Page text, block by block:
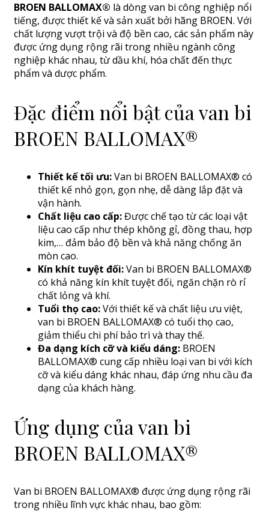
BROEN BALLOMAX® là dòng van bi công nghiệp nổi
tiếng, được thiết kế và sản xuất bởi hãng BROEN. Với
chất lượng vượt trội và độ bền cao, các sản phẩm này
được ứng dụng rộng rãi trong nhiều ngành công
nghiệp khác nhau, từ dầu khí, hóa chất đến thực
phẩm và dược phẩm.
Đặc điểm nổi bật của van bi
BROEN BALLOMAX®
Thiết kế tối ưu:Van bi BROEN BALLOMAX® có
thiết kế nhỏ gọn, gọn nhẹ, dễ dàng lắp đặt và
vận hành.
Chất liệu cao cấp:Được chế tạo từ các loại vật
liệu cao cấp như thép không gỉ, đồng thau, hợp
kim,… đảm bảo độ bền và khả năng chống ăn
mòn cao.
Kín khít tuyệt đối:Van bi BROEN BALLOMAX®
có khả năng kín khít tuyệt đối, ngăn chặn rò rỉ
chất lỏng và khí.
Tuổi thọ cao:Với thiết kế và chất liệu ưu việt,
van bi BROEN BALLOMAX® có tuổi thọ cao,
giảm thiểu chi phí bảo trì và thay thế.
Đa dạng kích cỡ và kiểu dáng: BROEN
BALLOMAX® cung cấp nhiều loại van bi với kích
cỡ và kiểu dáng khác nhau, đáp ứng nhu cầu đa
dạng của khách hàng.
Ứng dụng của van bi
BROEN BALLOMAX®
Van bi BROEN BALLOMAX® được ứng dụng rộng rãi
trong nhiều lĩnh vực khác nhau, bao gồm: